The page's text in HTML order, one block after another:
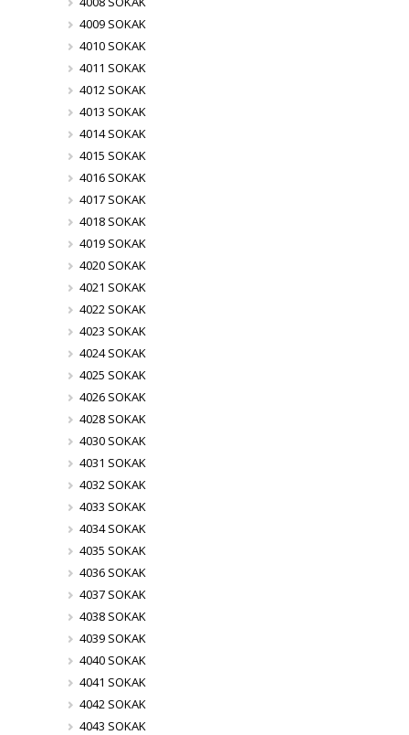
4009 SOKAK
4010 SOKAK
4011 SOKAK
4012 SOKAK
4013 SOKAK
4014 SOKAK
4015 SOKAK
4016 SOKAK
4017 SOKAK
4018 SOKAK
4019 SOKAK
4020 SOKAK
4021 SOKAK
4022 SOKAK
4023 SOKAK
4024 SOKAK
4025 SOKAK
4026 SOKAK
4028 SOKAK
4030 SOKAK
4031 SOKAK
4032 SOKAK
4033 SOKAK
4034 SOKAK
4035 SOKAK
4036 SOKAK
4037 SOKAK
4038 SOKAK
4039 SOKAK
4040 SOKAK
4041 SOKAK
4042 SOKAK
4043 SOKAK